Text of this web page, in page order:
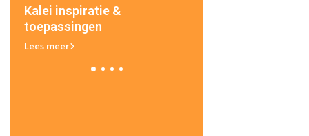
Kalei inspiratie &
toepassingen
Lees meer